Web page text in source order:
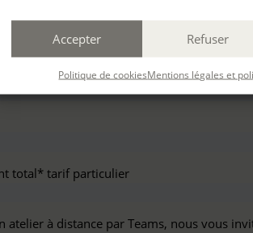
Accepter Refuser
Politique de cookiesMentions légales et
début*
fin*
total* tarif particulier
atelier à distance par Teams, nous vous